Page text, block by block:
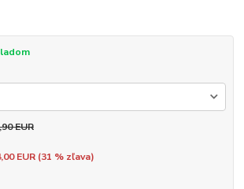
EUR
EUR (31 % zľava)